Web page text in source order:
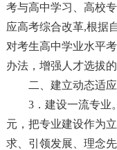
考与高中学习、高校
应高考综合改革,根据
对考生高中学业水平
办法，增强人才选拔
二、建立动态适
3．建设一流专业
元，把专业建设作为
求、引领发展、理念